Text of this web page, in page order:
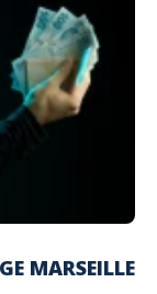
MARSEILLE